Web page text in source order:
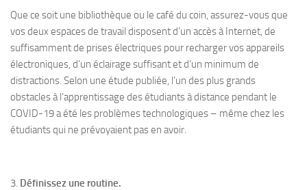
Que ce soit une bibliothèque ou le café du coin, assurez-vous que
vos deux espaces de travail disposent d’un accès à Internet, de
suffisamment de prises électriques pour recharger vos appareils
électroniques, d’un éclairage suffisant et d’un minimum de
distractions. Selon une étude publiée, l’un des plus grands
obstacles à l’apprentissage des étudiants à distance pendant le
COVID-19 a été les problèmes technologiques – même chez les
étudiants qui ne prévoyaient pas en avoir.
3. Définissez une routine.